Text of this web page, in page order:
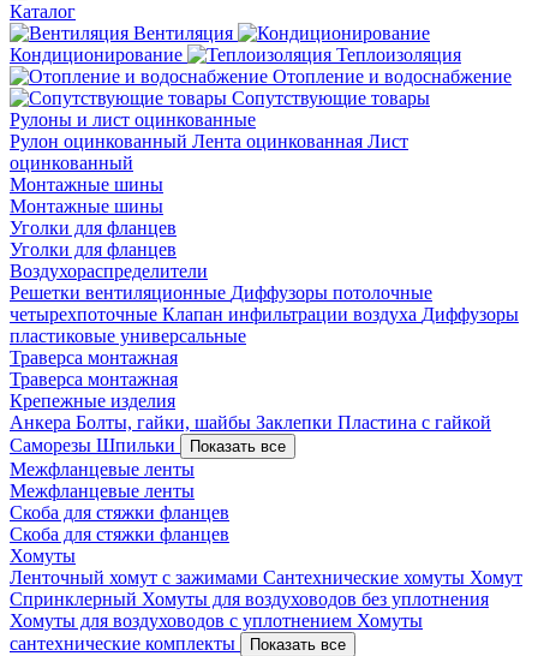
Каталог
Вентиляция
Кондиционирование
Теплоизоляция
Отопление и водоснабжение
Сопутствующие товары
Рулоны и лист оцинкованные
Рулон оцинкованный Лента оцинкованная Лист
оцинкованный
Монтажные шины
Монтажные шины
Уголки для фланцев
Уголки для фланцев
Воздухораспределители
Решетки вентиляционные Диффузоры потолочные
четырехпоточные Клапан инфильтрации воздуха Диффузоры
пластиковые универсальные
Траверса монтажная
Траверса монтажная
Крепежные изделия
Анкера Болты, гайки, шайбы Заклепки Пластина с гайкой
Саморезы Шпильки Показать все
Межфланцевые ленты
Межфланцевые ленты
Скоба для стяжки фланцев
Скоба для стяжки фланцев
Хомуты
Ленточный хомут с зажимами Сантехнические хомуты Хомут
Спринклерный Хомуты для воздуховодов без уплотнения
Хомуты для воздуховодов с уплотнением Хомуты
сантехнические комплекты
Показать все